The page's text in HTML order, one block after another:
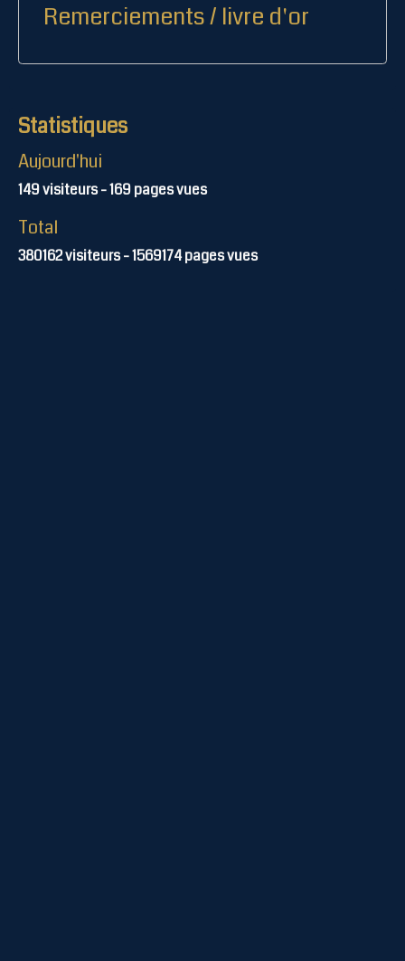
Remerciements / livre d'or
Statistiques
Aujourd'hui
149visiteurs -169pages vues
Total
380162visiteurs -1569174pages vues